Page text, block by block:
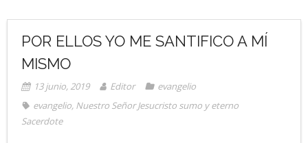
POR ELLOS YO ME SANTIFICO A MÍ
MISMO
13 junio, 2019 Editor
evangelio
evangelio, Nuestro Señor Jesucristo sumo y eterno
Sacerdote